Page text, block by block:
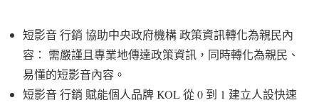
短影音 行銷 協助中央政府機構 政策資訊轉化為親民內
容： 需嚴謹且專業地傳達政策資訊，同時轉化為親民、
易懂的短影音內容。
短影音 行銷 賦能個人品牌 KOL 從 0 到 1 建立人設快速